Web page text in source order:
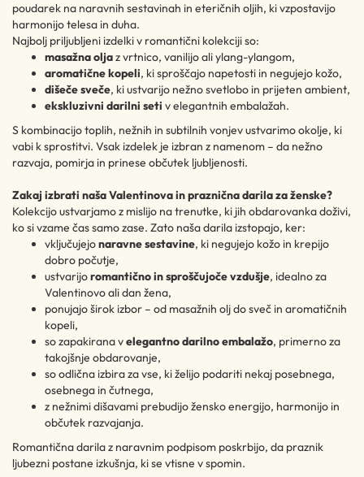
poudarek na naravnih sestavinah in eteričnih oljih, ki vzpostavijo
harmonijo telesa in duha.
Najbolj priljubljeni izdelki v romantični kolekciji so:
masažna oljaz vrtnico, vanilijo ali ylang-ylangom,
aromatične kopeli, ki sproščajo napetosti in negujejo kožo,
dišeče sveče, ki ustvarijo nežno svetlobo in prijeten ambient,
ekskluzivni darilni seti v elegantnih embalažah.
S kombinacijo toplih, nežnih in subtilnih vonjev ustvarimo okolje, ki
vabi k sprostitvi. Vsak izdelek je izbran z namenom – da nežno
razvaja, pomirja in prinese občutek ljubljenosti.
Zakaj izbrati naša Valentinova in praznična darila za ženske?
Kolekcijo ustvarjamo z mislijo na trenutke, ki jih obdarovanka doživi,
ko si vzame čas samo zase. Zato naša darila izstopajo, ker:
vključujejonaravne sestavine, ki negujejo kožo in krepijo
dobro počutje,
ustvarijoromantično in sproščujoče vzdušje, idealno za
Valentinovo ali dan žena,
ponujajo širok izbor – od masažnih olj do sveč in aromatičnih
kopeli,
so zapakirana velegantno darilno embalažo, primerno za
takojšnje obdarovanje,
so odlična izbira za vse, ki želijo podariti nekaj posebnega,
osebnega in čutnega,
z nežnimi dišavami prebudijo žensko energijo, harmonijo in
občutek razvajanja.
Romantična darila z naravnim podpisom poskrbijo, da praznik
ljubezni postane izkušnja, ki se vtisne v spomin.